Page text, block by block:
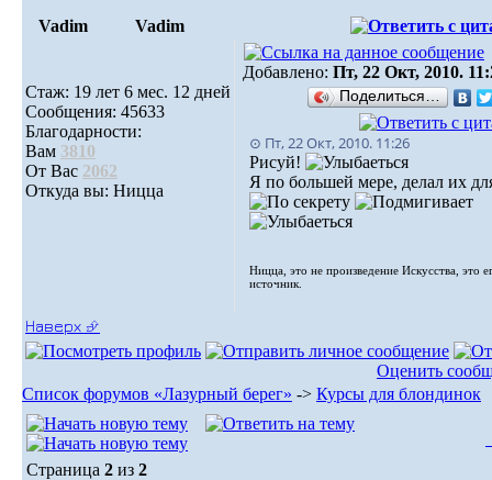
Vadim Vadim
Стаж: 19 лет 6 мес. 12 дней
Сообщения: 45633
Благодарности:
Вам 3810
От Вас 2062
Откуда вы: Ницца
Добавлено: Пт, 22 Окт, 2010.
Поделиться…
⊙ Пт, 22 Окт, 2010. 11:26
Рисуй!
Я по большей мере, делал их
Ницца, это не произведение Искусства, это
источник.
Наверх ⮵
Оценить
Список форумов «Лазурный берег» -> Курсы для блондинок
Страница 2 из 2